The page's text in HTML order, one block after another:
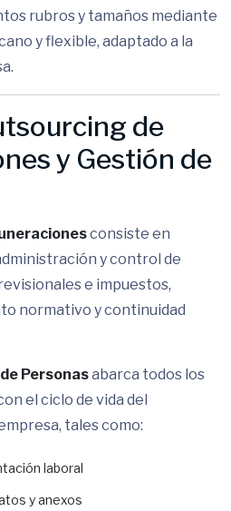
rubros y tamaños mediante
y flexible, adaptado a la
de
y Gestión de
consiste en
y control de
e impuestos,
normativo y continuidad
Personasabarca todos los
el ciclo de vida del
tales como:
laboral
y anexos